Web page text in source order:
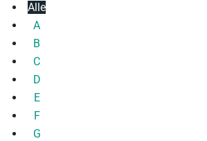
Alle
A
B
C
D
E
F
G